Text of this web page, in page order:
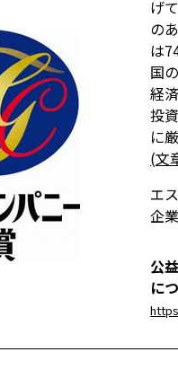
げ
の
は
国
経
投
に
(文
エ
企
公
に